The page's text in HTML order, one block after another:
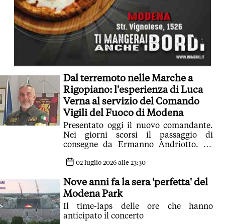
Dal terremoto nelle Marche a
Rigopiano: l'esperienza di Luca
Verna al servizio del Comando
Vigili del Fuoco di Modena
Presentato oggi il nuovo comandante.
Nei giorni scorsi il passaggio di
consegne da Ermanno Andriotto. Lo
provinciale
02 luglio 2026 alle 23:30
Nove anni fa la sera 'perfetta' del
Modena Park
Il time-laps delle ore che hanno
anticipato il concerto